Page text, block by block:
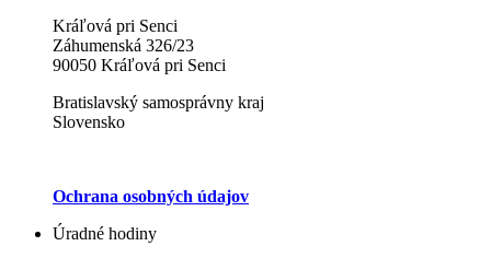
Kráľová pri Senci
Záhumenská 326/23
90050 Kráľová pri Senci
Bratislavský samosprávny kraj
Slovensko
Ochrana osobných údajov
Úradné hodiny